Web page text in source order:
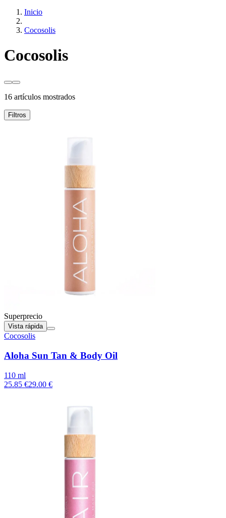
Inicio
Cocosolis
Cocosolis
16 artículos mostrados
Filtros
Superprecio
Vista rápida
Cocosolis
Aloha Sun Tan & Body Oil
110 ml
25.85 €29.00 €